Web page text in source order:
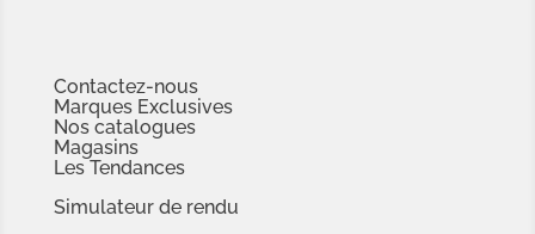
Contactez-nous
Marques Exclusives
Nos catalogues
Magasins
Les Tendances
Simulateur de rendu